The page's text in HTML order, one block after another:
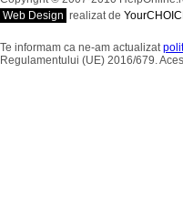
Web Design realizat de
Te informam ca ne-am actualizat
Regulamentului (UE) 2016/679.